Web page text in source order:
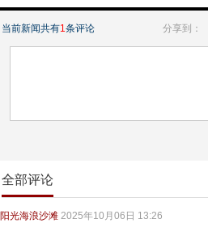
当前新闻共有1条评论 分享到：
全部评论
阳光海浪沙滩 2025年10月06日 13:26